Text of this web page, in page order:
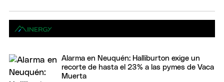
Alarma en Neuquén: Halliburton exige un
recorte de hasta el 23% a las pymes de Vaca
Muerta